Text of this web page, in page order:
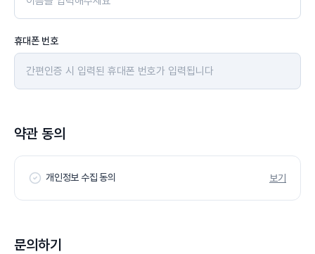
휴대폰 번호
약관 동의
개인정보 수집 동의 보기
문의하기